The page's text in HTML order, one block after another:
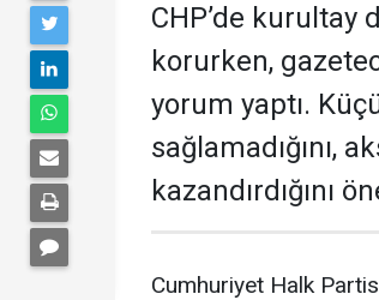
CHP’de kurultay
korurken,
yorum yaptı.
sağlamadığını,
kazandırdığını
Cumhuriyet Halk